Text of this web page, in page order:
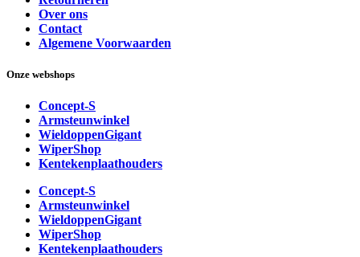
Over ons
Contact
Algemene Voorwaarden
Onze webshops
Concept-S
Armsteunwinkel
WieldoppenGigant
WiperShop
Kentekenplaathouders
Concept-S
Armsteunwinkel
WieldoppenGigant
WiperShop
Kentekenplaathouders